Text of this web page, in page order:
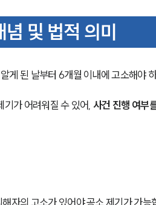
및 법적 의미
게 된 날부터 6개월 이내에 고소해야
기가 어려워질 수 있어, 사건 진행 여부
자의 고소가 있어야 공소 제기가 가능